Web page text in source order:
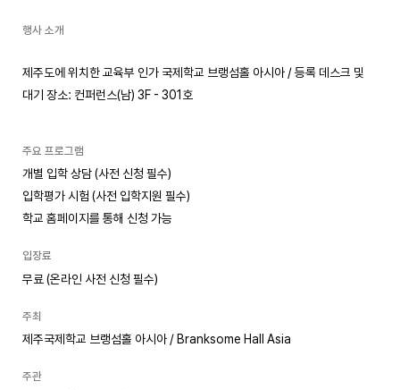
행사 소개
제주도에 위치한 교육부 인가 국제학교 브랭섬홀 아시아 / 등록 데스크 및
대기 장소: 컨퍼런스(남) 3F - 301호
주요 프로그램
개별 입학 상담 (사전 신청 필수)
입학평가 시험 (사전 입학지원 필수)
학교 홈페이지를 통해 신청 가능
입장료
무료 (온라인 사전 신청 필수)
주최
제주국제학교 브랭섬홀 아시아 / Branksome Hall Asia
주관